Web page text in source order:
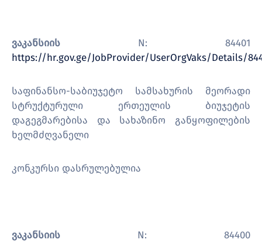
ვაკანსიის N: 84401
https://hr.gov.ge/JobProvider/UserOrgVaks/Details/
საფინანსო-საბიუჯეტო სამსახურის მეორადი
სტრუქტურული ერთეულის ბიუჯეტის
დაგეგმარებისა და სახაზინო განყოფილების
ხელმძღვანელი
კონკურსი დასრულებულია
ვაკანსიის N: 84400